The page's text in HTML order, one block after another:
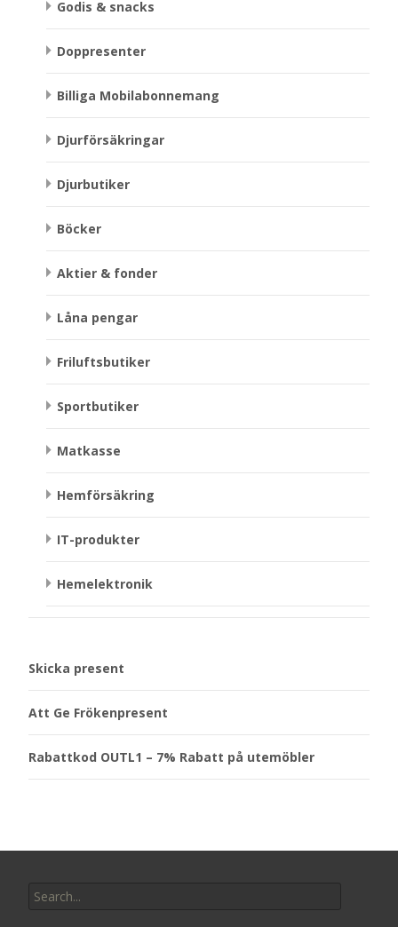
Godis & snacks
Doppresenter
Billiga Mobilabonnemang
Djurförsäkringar
Djurbutiker
Böcker
Aktier & fonder
Låna pengar
Friluftsbutiker
Sportbutiker
Matkasse
Hemförsäkring
IT-produkter
Hemelektronik
Skicka present
Att Ge Frökenpresent
Rabattkod OUTL1 – 7% Rabatt på utemöbler
for: